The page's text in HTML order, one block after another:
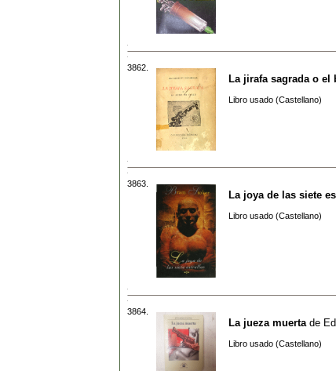
3862.
La jirafa sagrada o el
Libro usado (Castellano)
3863.
La joya de las siete
Libro usado (Castellano)
3864.
La jueza muerta de
Libro usado (Castellano)